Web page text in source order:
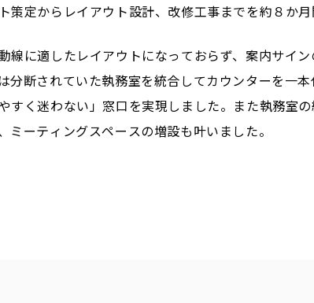
策定からレイアウト設計、改修工事までを約８か月
線に適したレイアウトになっておらず、案内サイ
分断されていた執務室を統合してカウンターを一
すく迷わない」窓口を実現しました。また執務室
ーティングスペースの増設も叶いました。